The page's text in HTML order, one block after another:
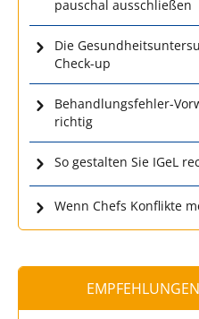
pauschal ausschließen
Die
Check-up
Behandlungsfehler-
richtig
So gestalten Sie IGeL
Wenn Chefs Konflikte